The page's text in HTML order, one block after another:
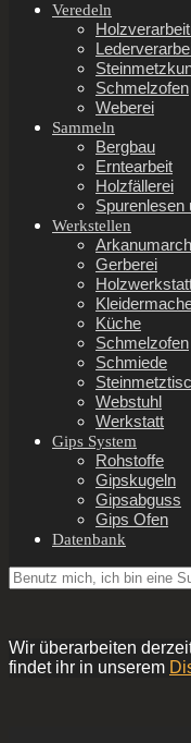
Veredeln
Schmelzofen
Weberei
Sammeln
Bergbau
Erntearbeit
Holzfällerei
Spurenlesen
Werkstellen
Gerberei
Küche
Schmelzofen
Schmiede
Webstuhl
Werkstatt
Gips System
Rohstoffe
Gipskugeln
Gipsabguss
Gips Ofen
Datenbank
Wir überarbeiten
findet ihr in unserem